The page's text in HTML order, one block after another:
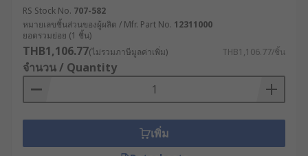
RS Stock No. 707-582
หมายเลขชิ้นส่วนของผู้ผลิต / Mfr. Part No. 12311000
ยอดรวมย่อย (1 ชิ้น)
THB1,106.77(ไม่รวมภาษีมูลค่าเพิ่ม) THB1,106.77/ชิ้น
จำนวน / Quantity
เพิ่ม